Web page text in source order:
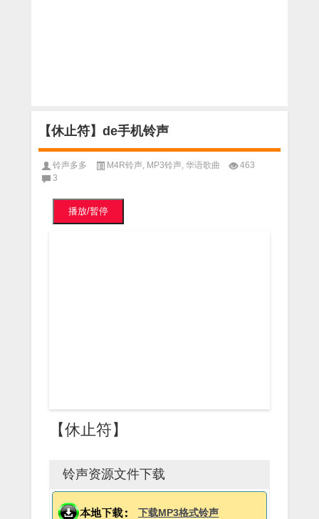
【休止符】de手机铃声
铃声多多 M4R铃声 MP3铃声 华语歌曲
463
3
播放/暂停
【休止符】
铃声资源文件下载
下载MP3格式铃声